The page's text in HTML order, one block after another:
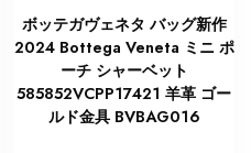
ボッテガヴェネタ バッグ新作
2024 Bottega Veneta ミニ ポ
ーチ シャーベット
585852VCPP17421 羊革 ゴー
ルド金具 BVBAG016